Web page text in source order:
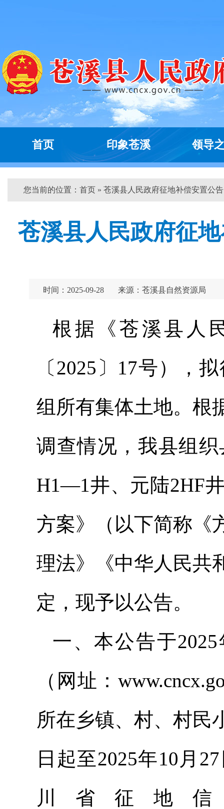
首页 印象苍溪 领导
您当前的位置： 首页 » 苍溪县人民政府征地补偿安置公
苍溪县人民政府征
时间：2025-09-28 来源：苍溪县自然资源局
根据《苍溪县人
〔2025〕17号），
组所有集体土地。根
调查情况，我县组
H1—1井、元陆2HF
方案》（以下简称《
理法》《中华人民共
定，现予以公告。
一、本公告于
（网址：
所在乡镇、村、村民
日起至2025年10月
川省征地